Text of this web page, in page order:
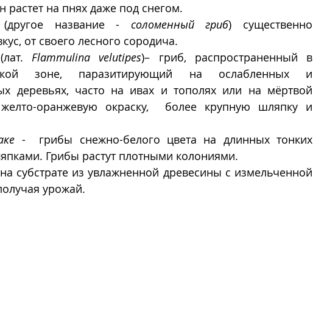
растет на пнях даже под снегом.
название - соломенный гриб) существенно
от своего лесного сородича.
Flammulina velutipes)– гриб, распространенный в
зоне, паразитирующий на ослабленных и
деревьях, часто на ивах и тополях или на мёртвой
оранжевую окраску,  более крупную шляпку и
-  ​​грибы снежно-белого цвета на длинных тонких
Грибы растут плотными колониями.
субстрате из увлажненной древесины с измельченной
урожай.